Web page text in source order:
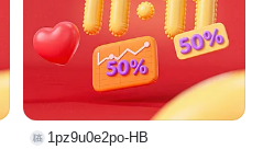
1pz9u0e2po-HB